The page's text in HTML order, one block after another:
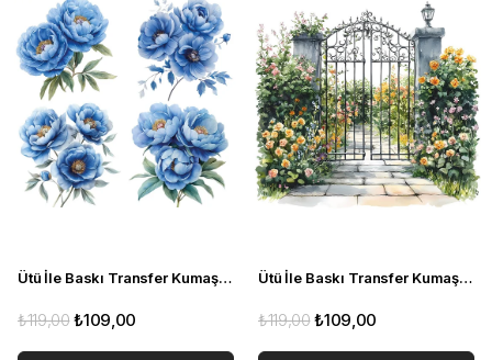
Ütü İle Baskı Transfer Kumaş Ve Ahşap Rubon 30 x 30 cm Çiçekler RB 450
₺109,00
₺119,00
Ütü İle Baskı Transfer Kumaş Ve Ahşap Rubon 30 x 30 cm Evler Ve Manzaralar RB 444
₺109,00
₺119,00